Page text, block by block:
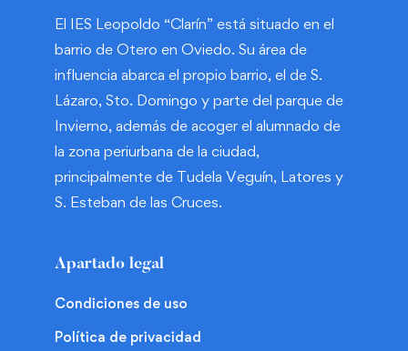
El IES Leopoldo “Clarín” está situado en el
barrio de Otero en Oviedo. Su área de
influencia abarca el propio barrio, el de S.
Lázaro, Sto. Domingo y parte del parque de
Invierno, además de acoger el alumnado de
la zona periurbana de la ciudad,
principalmente de Tudela Veguín, Latores y
S. Esteban de las Cruces.
Apartado legal
Condiciones de uso
Política de privacidad